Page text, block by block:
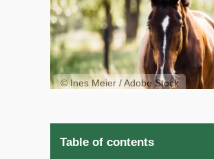
© Ines Meier / Adobe Stock
Table of contents